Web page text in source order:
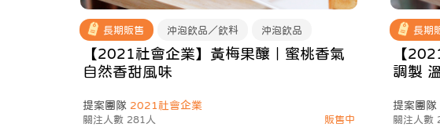
長期販售 沖泡飲品／飲料 沖泡飲品
【2021社會企業】黃梅果釀｜蜜桃香氣
自然香甜風味
提案團隊 2021社會企業
關注人數 281人 販售中
長期
【
調製
提案團隊
關注人數